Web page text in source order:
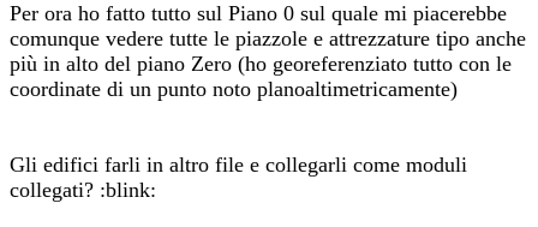
Per ora ho fatto tutto sul Piano 0 sul quale mi piacerebbe
comunque vedere tutte le piazzole e attrezzature tipo anche
più in alto del piano Zero (ho georeferenziato tutto con le
coordinate di un punto noto planoaltimetricamente)
Gli edifici farli in altro file e collegarli come moduli
collegati? :blink: